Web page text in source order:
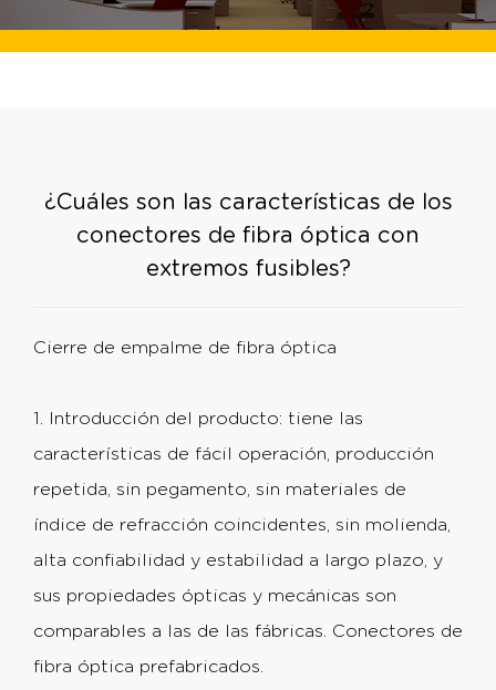
¿Cuáles son las características de los
conectores de fibra óptica con
extremos fusibles?
Cierre de empalme de fibra óptica
1. Introducción del producto: tiene las
características de fácil operación, producción
repetida, sin pegamento, sin materiales de
índice de refracción coincidentes, sin molienda,
alta confiabilidad y estabilidad a largo plazo, y
sus propiedades ópticas y mecánicas son
comparables a las de las fábricas. Conectores de
fibra óptica prefabricados.